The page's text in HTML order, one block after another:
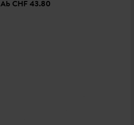
AbCHF 43.80